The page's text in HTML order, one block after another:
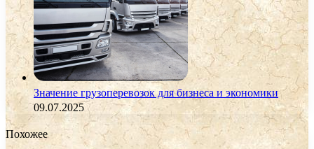
Значение грузоперевозок для бизнеса и экономики
09.07.2025
Похожее